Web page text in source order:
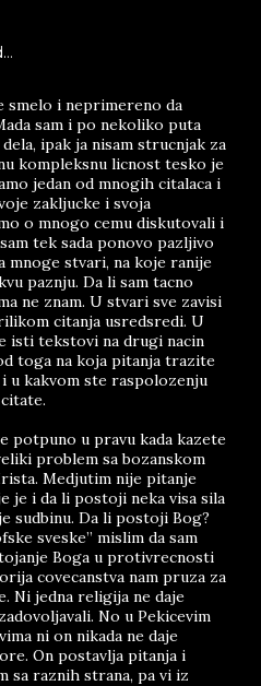
smelo i neprimereno da
sam i po nekoliko puta
ipak ja nisam strucnjak za
kompleksnu licnost tesko je
jedan od mnogih citalaca i
zakljucke i svoja
o mnogo cemu diskutovali i
tek sada ponovo pazljivo
mnoge stvari, na koje ranije
paznju. Da li sam tacno
ne znam. U stvari sve zavisi
citanja usredsredi. U
isti tekstovi na drugi nacin
toga na koja pitanja trazite
u kakvom ste raspolozenju
potpuno u pravu kada kazete
problem sa bozanskom
Medjutim nije pitanje
je i da li postoji neka visa sila
sudbinu. Da li postoji Bog?
sveske” mislim da sam
Boga u protivrecnosti
covecanstva nam pruza za
Ni jedna religija ne daje
No u Pekicevim
ni on nikada ne daje
On postavlja pitanja i
sa raznih strana, pa vi iz